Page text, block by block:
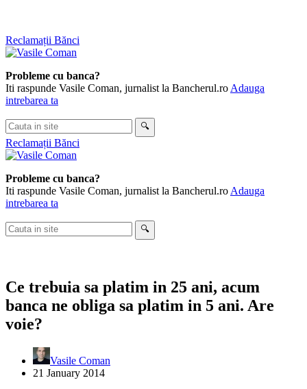
Skip
to
Reclamații Bănci
Probleme cu banca?
Iti raspunde Vasile Coman, jurnalist la Bancherul.ro Adauga
intrebarea ta
Cauta
in
site
🔍
Reclamații Bănci
Probleme cu banca?
Iti raspunde Vasile Coman, jurnalist la Bancherul.ro Adauga
intrebarea ta
Cauta
in
🔍
Ce trebuia sa platim in 25 ani, acum
banca ne obliga sa platim in 5 ani. Are
voie?
Vasile Coman
21 January 2014